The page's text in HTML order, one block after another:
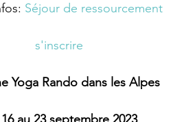
Séjour de ressourcement
s'inscrire
Yoga Rando dans les Alpes